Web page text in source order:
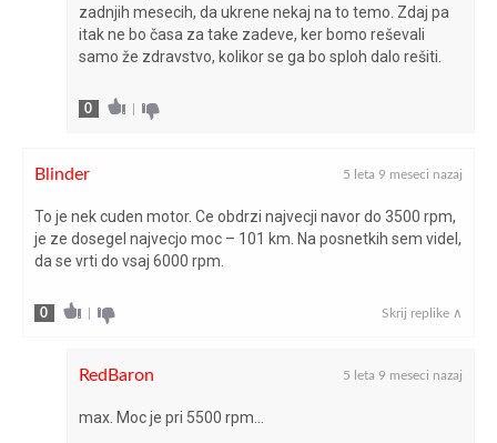
prostornina
posode za
gorivo (l)
44
prtljažnika (l)
število
valjev/ventilov
3/12
vrsta motorja
vrtina × gib (mm)
zavore
kolutni (hlajeni)/kolutni
zadnjih mesecih, da ukrene nekaj na to temo. Zdaj pa
itak ne bo časa za take zadeve, ker bomo reševali
samo že zdravstvo, kolikor se ga bo sploh dalo rešiti.
0
Blinder 5 leta 9 meseci nazaj
To je nek cuden motor. Ce obdrzi najvecji navor do 3500 rpm,
je ze dosegel najvecjo moc – 101 km. Na posnetkih sem videl,
da se vrti do vsaj 6000 rpm.
0 Skrij replike ∧
RedBaron 5 leta 9 meseci nazaj
max. Moc je pri 5500 rpm…